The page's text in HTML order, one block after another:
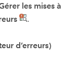
les mises à
.
d’erreurs)